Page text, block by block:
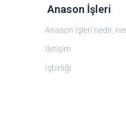
‎ Anason İşleri
Anason İşleri nedir,
İletişim
İşbirliği